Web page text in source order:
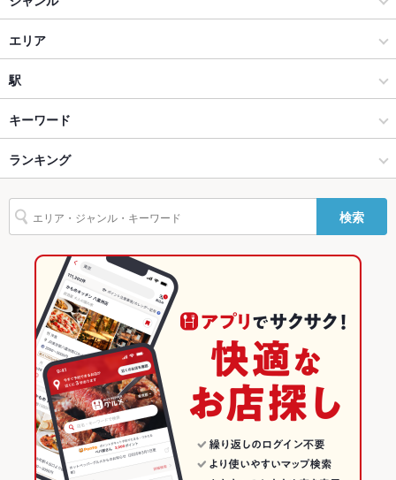
掘りごたつ
カウンター
ソファー
テラス席
貸切
Wi-Fi あり
バリアフリ
あり ：トイレ以外
あり ：20台
その他設備 －
その他
飲み放題 なし ：-
食べ放題 なし ：-
お子様連れ お子様連れ歓迎 ：安心してご来店ください
和食
うどん・そば
伊豆・伊東・下田 × 和食
伊豆・伊東・下田 × うどん・そば
伊豆高原駅 × 和食
伊豆高原駅 × うどん・そば
エリア
伊東市その他
伊東市その他 × 和食
伊東市その他 × うどん・そば
静岡
静岡 × 和食
静岡 × うどん・そば
駅
伊豆高原駅
城ケ崎海岸駅
富戸駅
キーワード
卵焼き エビ料理
ランキング
静岡のグルメランキング
静岡の和食ランキング
静岡のうどん・そばランキング
伊豆・伊東・下田のグルメランキング
伊豆・伊東・下田の和食ランキング
検索